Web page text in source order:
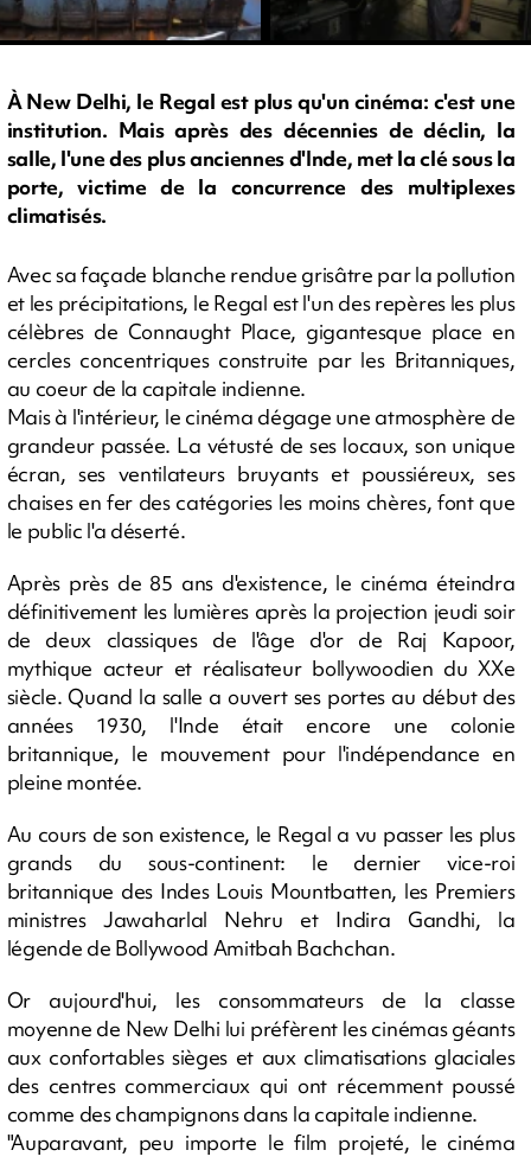
À New Delhi, le Regal est plus qu'un cinéma: c'est une
institution. Mais après des décennies de déclin, la
salle, l'une des plus anciennes d'Inde, met la clé sous la
porte, victime de la concurrence des multiplexes
climatisés.
Avec sa façade blanche rendue grisâtre par la pollution
et les précipitations, le Regal est l'un des repères les plus
célèbres de Connaught Place, gigantesque place en
cercles concentriques construite par les Britanniques,
au coeur de la capitale indienne.
Mais à l'intérieur, le cinéma dégage une atmosphère de
grandeur passée. La vétusté de ses locaux, son unique
écran, ses ventilateurs bruyants et poussiéreux, ses
chaises en fer des catégories les moins chères, font que
le public l'a déserté.
Après près de 85 ans d'existence, le cinéma éteindra
définitivement les lumières après la projection jeudi soir
de deux classiques de l'âge d'or de Raj Kapoor,
mythique acteur et réalisateur bollywoodien du XXe
siècle. Quand la salle a ouvert ses portes au début des
années 1930, l'Inde était encore une colonie
britannique, le mouvement pour l'indépendance en
pleine montée.
Au cours de son existence, le Regal a vu passer les plus
grands du sous-continent: le dernier vice-roi
britannique des Indes Louis Mountbatten, les Premiers
ministres Jawaharlal Nehru et Indira Gandhi, la
légende de Bollywood Amitbah Bachchan.
Or aujourd'hui, les consommateurs de la classe
moyenne de New Delhi lui préfèrent les cinémas géants
aux confortables sièges et aux climatisations glaciales
des centres commerciaux qui ont récemment poussé
comme des champignons dans la capitale indienne.
"Auparavant, peu importe le film projeté, le cinéma